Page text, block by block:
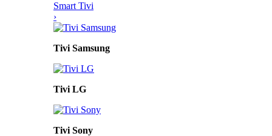
Smart Tivi
›
Tivi Samsung
Tivi LG
Tivi Sony